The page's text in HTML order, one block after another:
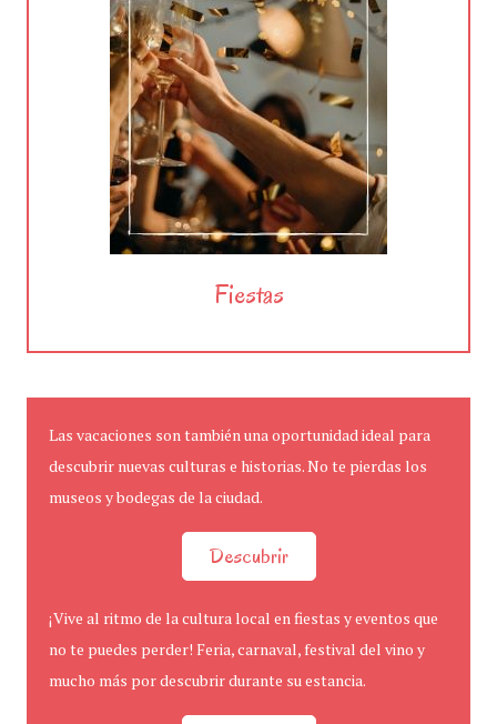
Fiestas
Las vacaciones son también una oportunidad ideal para
descubrir nuevas culturas e historias. No te pierdas los
museos y bodegas de la ciudad.
Descubrir
¡Vive al ritmo de la cultura local en fiestas y eventos que
no te puedes perder! Feria, carnaval, festival del vino y
mucho más por descubrir durante su estancia.